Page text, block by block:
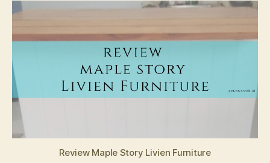
Livien
Review
Review Maple Story Livien Furniture